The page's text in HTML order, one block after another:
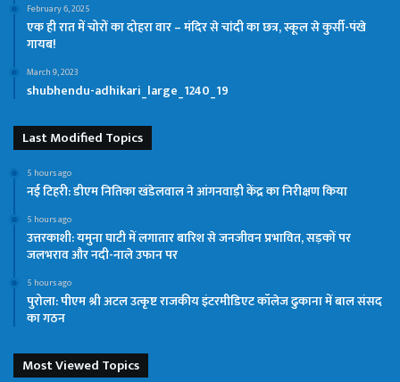
February 6, 2025
एक ही रात में चोरों का दोहरा वार – मंदिर से चांदी का छत्र, स्कूल से कुर्सी-पंखे
गायब!
March 9, 2023
shubhendu-adhikari_large_1240_19
Last Modified Topics
5 hours ago
नई टिहरी: डीएम नितिका खंडेलवाल ने आंगनवाड़ी केंद्र का निरीक्षण किया
5 hours ago
उत्तरकाशी: यमुना घाटी में लगातार बारिश से जनजीवन प्रभावित, सड़कों पर
जलभराव और नदी-नाले उफान पर
5 hours ago
पुरोला: पीएम श्री अटल उत्कृष्ट राजकीय इंटरमीडिएट कॉलेज ढुकाना में बाल संसद
का गठन
Most Viewed Topics